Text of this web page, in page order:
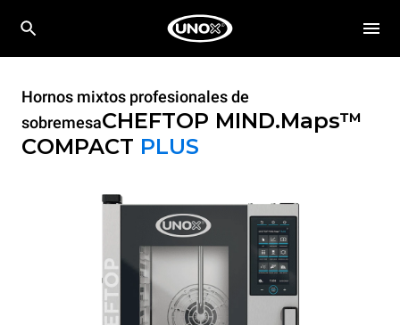
Hornos mixtos profesionales de
sobremesaCHEFTOP MIND.Maps™
COMPACT PLUS